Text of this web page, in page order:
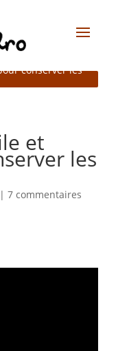
conserver les
et
les
7 commentaires